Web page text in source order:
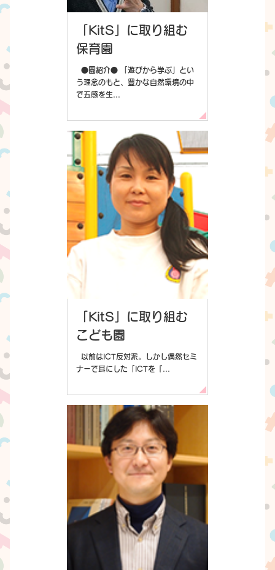
「KitS」に取り組む
保育園
●園紹介● 「遊びから学ぶ」とい
う理念のもと、豊かな自然環境の中
で五感を生...
「KitS」に取り組む
こども園
以前はICT反対派。しかし偶然セミ
ナーで耳にした「ICTを『...